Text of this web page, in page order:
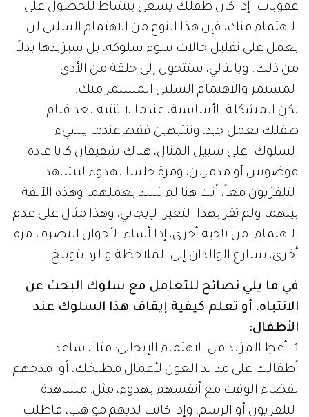
عقوبات. إذا كان طفلك يسعى بنشاط للحصول على
الاهتمام منك، فإن هذا النوع من الاهتمام السلبي لن
يعمل على تقليل حالات سوء سلوكه، بل سيزيدها بدلاً
من ذلك. وبالتالي، ستتحول إلى حلقة من الأذى
المستمر والاهتمام السلبي المستمر منك.
لكن المشكلة الأساسية، عندما لا تنتبه بعد قيام
طفلك بعمل جيد، وتنتبهين فقط عندما يسيء
السلوك. على سبيل المثال، هناك شقيقان كانا عادة
فوضويين أو مدمرين، ومرة جلسا بهدوء ليشاهدا
التلفزيون معاً، أنت هنا لم تشد بعملهما وهذه الألفة
بينهما ولم تقر بهذا التغير الإيجابي، وهذا مثال على عدم
الاهتمام. من ناحية أخرى، إذا أساء الأخوان التصرف مرة
أخرى، يسارع الوالدان إلى الملاحظة والرد بتوبيخ.
في ما يلي نصائح للتعامل مع سلوك البحث عن
الانتباه، أو تعلم كيفية إيقاف هذا السلوك عند
الأطفال:
1. أعطِ المزيد من الاهتمام الإيجابي: مثلاَ، ساعد
أطفالك على مد يد العون لأعمال مطبخك، أو امدحهم
لقضاء الوقت مع أنفسهم بهدوء، مثل: مشاهدة
التلفزيون أو الرسم. وإذا كانت لديهم مواهب، فاطلب